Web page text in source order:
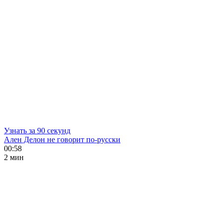
Узнать за 90 секунд
Ален Делон не говорит по-русски
00:58
2 мин